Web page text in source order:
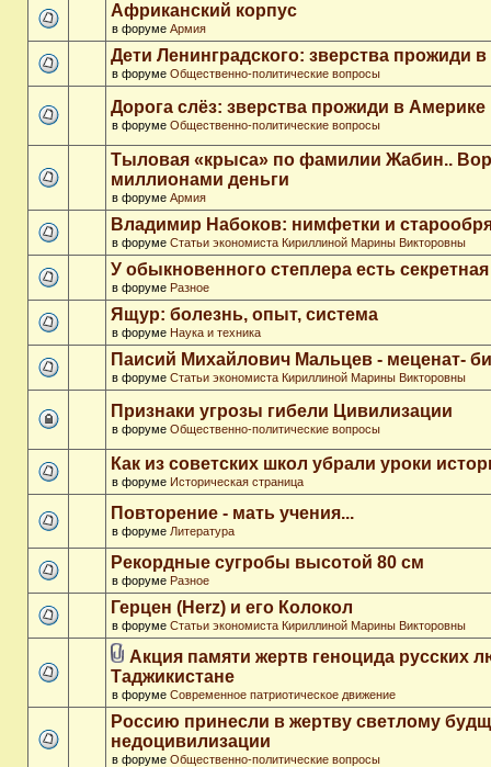
Африканский корпус
в форуме Армия
Дети Ленинградского: зверства прожиди
в форуме Общественно-политические вопросы
Дорога слёз: зверства прожиди в Америке
в форуме Общественно-политические вопросы
Тыловая «крыса» по фамилии Жабин..
миллионами деньги
в форуме Армия
Владимир Набоков: нимфетки и
в форуме Статьи экономиста Кириллиной Марины Викторовны
У обыкновенного степлера есть
в форуме Разное
Ящур: болезнь, опыт, система
в форуме Наука и техника
Паисий Михайлович Мальцев - меценат-
в форуме Статьи экономиста Кириллиной Марины Викторовны
Признаки угрозы гибели Цивилизации
в форуме Общественно-политические вопросы
Как из советских школ убрали уроки
в форуме Историческая страница
Повторение - мать учения...
в форуме Литература
Рекордные сугробы высотой 80 см
в форуме Разное
Герцен (Herz) и его Колокол
в форуме Статьи экономиста Кириллиной Марины Викторовны
Акция памяти жертв геноцида русских
Таджикистане
в форуме Современное патриотическое движение
Россию принесли в жертву светлому
недоцивилизации
в форуме Общественно-политические вопросы